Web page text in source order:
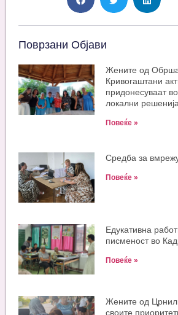
Поврзани Објави
Жените од
Кривогаштани
придонесуваат
локални
Повеќе »
Средба за
Повеќе »
Едукативна
писменост во
Повеќе »
Жените од
своите